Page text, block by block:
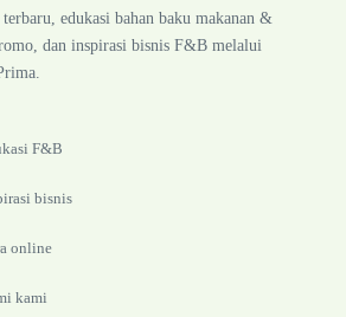
edukasi bahan baku makanan &
dan inspirasi bisnis F&B melalui
F&B
bisnis
online
kami